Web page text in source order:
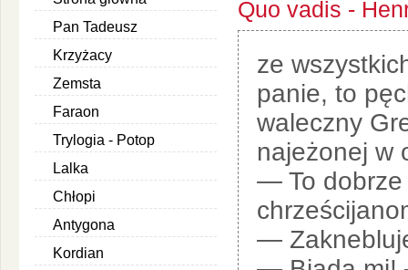
Pan Tadeusz
Krzyżacy
Zemsta
Faraon
Trylogia - Potop
Lalka
Chłopi
Antygona
Kordian
Quo vadis -
ze
panie, to
waleczny
najeżonej w
— To
—